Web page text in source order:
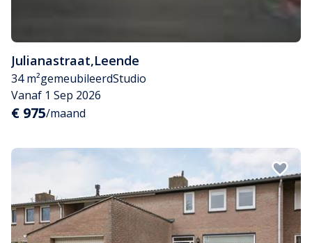
Julianastraat,Leende
34 m²gemeubileerdStudio
Vanaf 1 Sep 2026
€ 975/maand